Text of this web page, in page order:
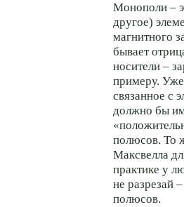
Монополи –
другое)
магнитного
бывает
носители –
примеру.
связанное с
должно бы
полюсов. То
Максвелла
практике у
не разрезай
полюсов.